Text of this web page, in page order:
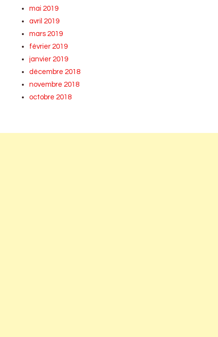
mai 2019
avril 2019
mars 2019
février 2019
janvier 2019
décembre 2018
novembre 2018
octobre 2018